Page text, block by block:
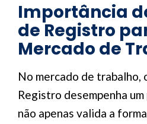
Importância
de Registro
Mercado de
No mercado de trabalho,
Registro desempenha
não apenas valida a